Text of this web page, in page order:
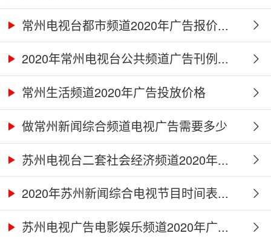
常州电视台都市频道2020年广告报价...
2020年常州电视台公共频道广告刊例...
常州生活频道2020年广告投放价格
做常州新闻综合频道电视广告需要多少
钱...苏州电视台二套社会经济频道2020年...
2020年苏州新闻综合电视节目时间表...
苏州电视广告电影娱乐频道2020年广...